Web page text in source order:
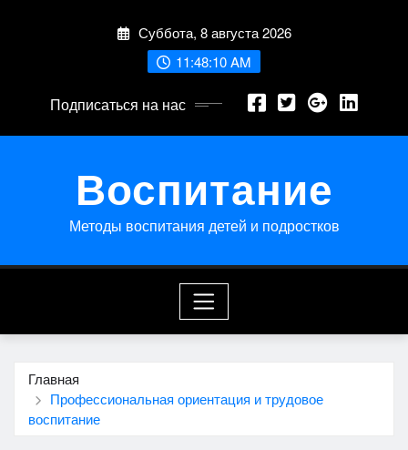
Суббота, 8 августа 2026
11:48:10 AM
Подписаться на нас
Воспитание
Методы воспитания детей и подростков
Главная
Профессиональная ориентация и трудовое
воспитание